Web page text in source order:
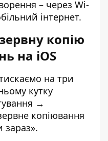
– через Wi-
інтернет.
копію
на iOS
на три
кутку
→
копіювання
зараз».